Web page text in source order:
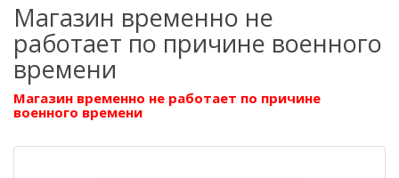
Магазин временно не
работает по причине военного
времени
Магазин временно не работает по причине
военного времени